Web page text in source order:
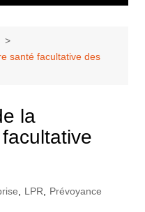
santé facultative des
la
LPR Prévoyance